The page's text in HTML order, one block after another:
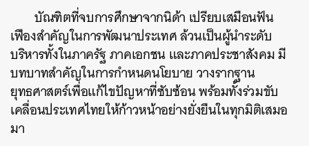
บัณฑิตที่จบการศึกษาจากนิด้า เปรียบเสมือนฟัน
เฟืองสำคัญในการพัฒนาประเทศ ล้วนเป็นผู้นำระดับ
บริหารทั้งในภาครัฐ ภาคเอกชน และภาคประชาสังคม มี
บทบาทสำคัญในการกำหนดนโยบาย วางรากฐาน
ยุทธศาสตร์เพื่อแก้ไขปัญหาที่ซับซ้อน พร้อมทั้งร่วมขับ
เคลื่อนประเทศไทยให้ก้าวหน้าอย่างยั่งยืนในทุกมิติเสมอ
มา